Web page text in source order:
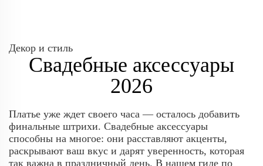
Декор и стиль
Свадебные аксессуары
2026
Платье уже ждет своего часа — осталось добавить
финальные штрихи. Свадебные аксессуары
способны на многое: они расставляют акценты,
раскрывают ваш вкус и дарят уверенность, которая
так важна в праздничный день. В нашем гиде по